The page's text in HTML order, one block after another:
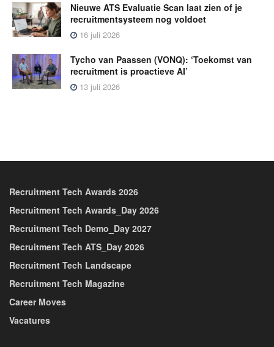
Nieuwe ATS Evaluatie Scan laat zien of je
recruitmentsysteem nog voldoet
16 juli 2026
Tycho van Paassen (VONQ): ‘Toekomst van
recruitment is proactieve AI’
13 juli 2026
Recruitment Tech Awards 2026
Recruitment Tech Awards_Day 2026
Recruitment Tech Demo_Day 2027
Recruitment Tech ATS_Day 2026
Recruitment Tech Landscape
Recruitment Tech Magazine
Career Moves
Vacatures